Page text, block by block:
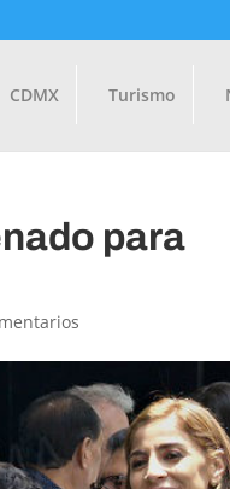
CDMX Turismo
para